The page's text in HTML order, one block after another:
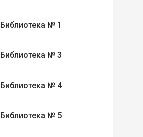
Библиотека № 1
Библиотека № 3
Библиотека № 4
Библиотека № 5